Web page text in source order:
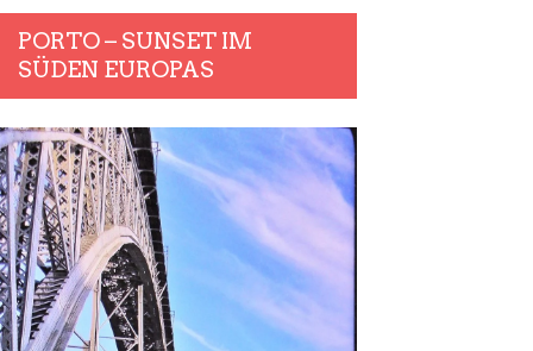
PORTO – SUNSET IM
SÜDEN EUROPAS